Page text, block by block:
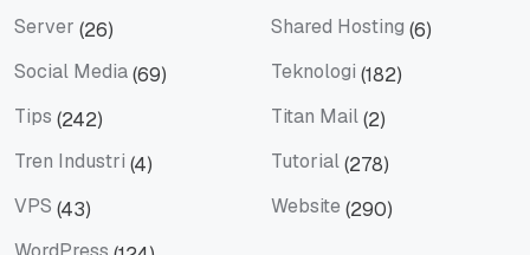
Server (26) Shared Hosting (6)
Social Media(69) Teknologi (182)
Tips (242) Titan Mail(2)
Tren Industri (4) Tutorial(278)
VPS (43) Website (290)